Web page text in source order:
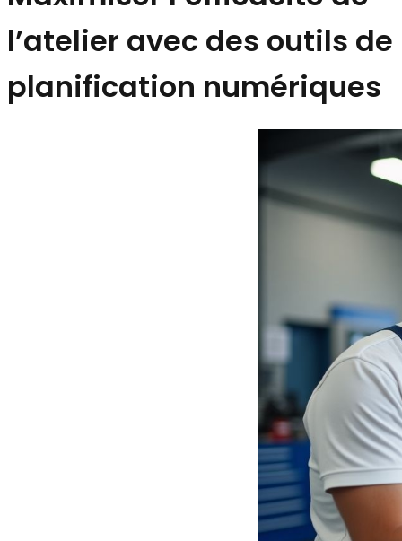
l’atelier avec des outils de
planification numériques